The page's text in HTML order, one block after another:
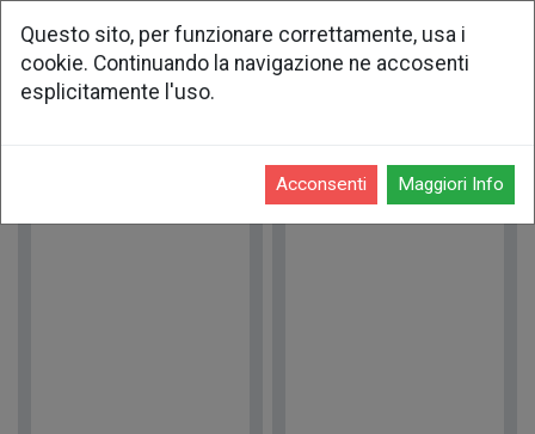
persone fisiche
Questo sito, per funzionare correttamente, usa i
cookie. Continuando la navigazione ne accosenti
esplicitamente l'uso.
Acconsenti Maggiori Info